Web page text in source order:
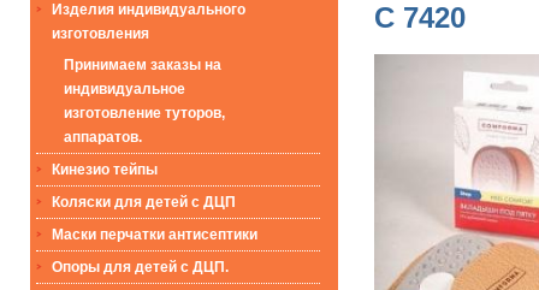
Изделия индивидуального
изготовления
Принимаем заказы на
индивидуальное
изготовление туторов,
аппаратов.
Кинезио тейпы
Коляски для детей с ДЦП
Маски перчатки антисептики
Опоры для детей с ДЦП.
С 7420